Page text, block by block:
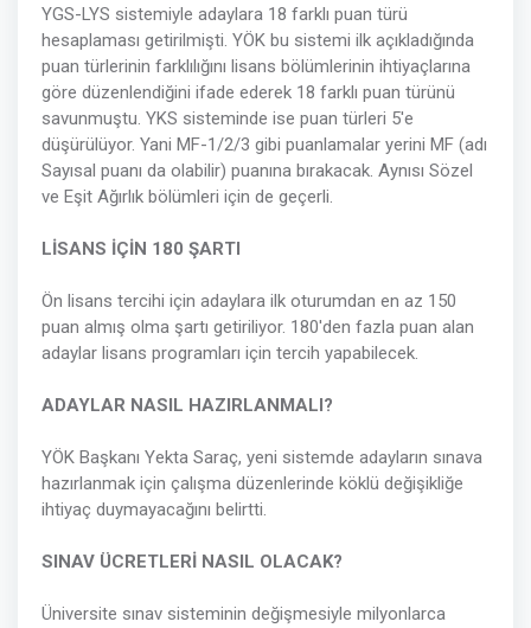
YGS-LYS sistemiyle adaylara 18 farklı puan türü
hesaplaması getirilmişti. YÖK bu sistemi ilk açıkladığında
puan türlerinin farklılığını lisans bölümlerinin ihtiyaçlarına
göre düzenlendiğini ifade ederek 18 farklı puan türünü
savunmuştu. YKS sisteminde ise puan türleri 5'e
düşürülüyor. Yani MF-1/2/3 gibi puanlamalar yerini MF (adı
Sayısal puanı da olabilir) puanına bırakacak. Aynısı Sözel
ve Eşit Ağırlık bölümleri için de geçerli.
LİSANS İÇİN 180 ŞARTI
Ön lisans tercihi için adaylara ilk oturumdan en az 150
puan almış olma şartı getiriliyor. 180'den fazla puan alan
adaylar lisans programları için tercih yapabilecek.
ADAYLAR NASIL HAZIRLANMALI?
YÖK Başkanı Yekta Saraç, yeni sistemde adayların sınava
hazırlanmak için çalışma düzenlerinde köklü değişikliğe
ihtiyaç duymayacağını belirtti.
SINAV ÜCRETLERİ NASIL OLACAK?
Üniversite sınav sisteminin değişmesiyle milyonlarca